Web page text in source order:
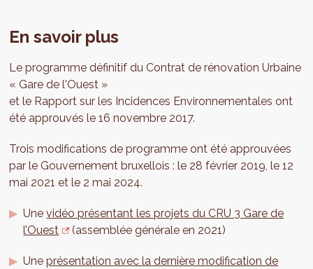
En savoir plus
Le programme définitif du Contrat de rénovation Urbaine
« Gare de l'Ouest »
et le Rapport sur les Incidences Environnementales ont
été approuvés le 16 novembre 2017.
Trois modifications de programme ont été approuvées
par le Gouvernement bruxellois : le 28 février 2019, le 12
mai 2021 et le 2 mai 2024.
Unevidéo présentant les projets du CRU 3 Gare de
l’Ouest
(assemblée générale en 2021)
Uneprésentation avec la dernière modification de